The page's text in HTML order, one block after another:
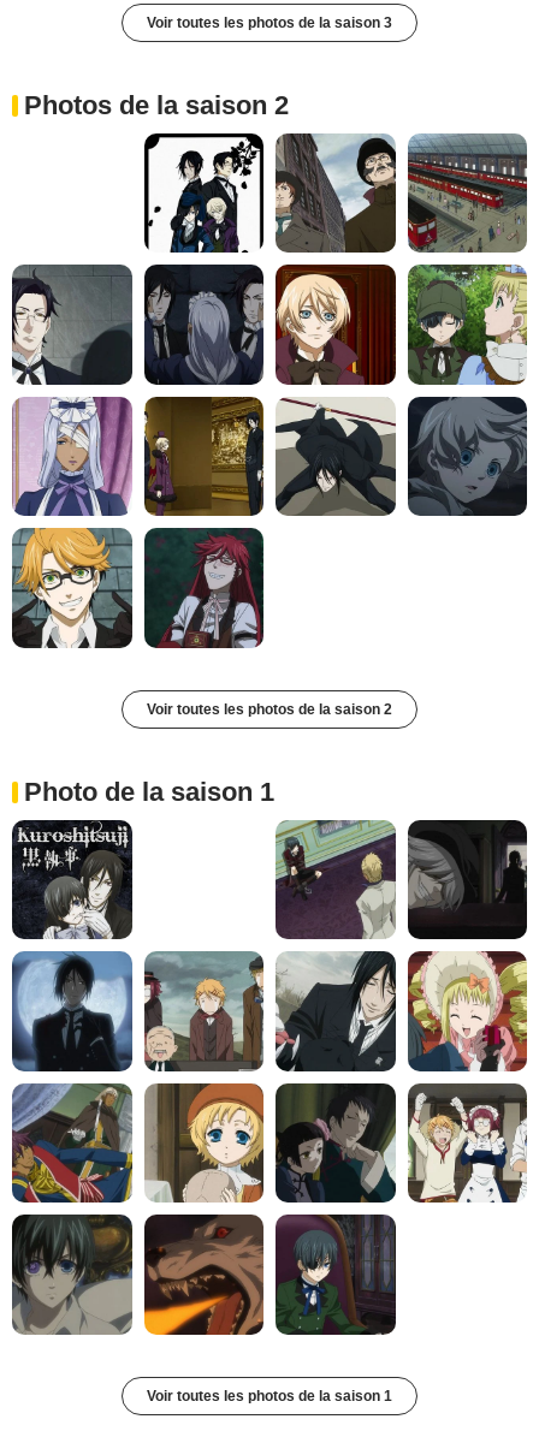
Voir toutes les photos de la saison 3
Photos de la saison 2
Voir toutes les photos de la saison 2
Photo de la saison 1
Voir toutes les photos de la saison 1